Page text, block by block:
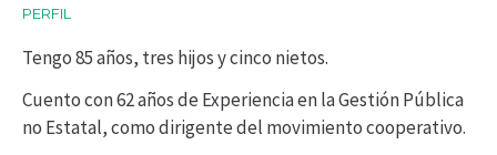
t
o
r
d
PERFIL
Tengo 85 años, tres hijos y cinco nietos.
Cuento con 62 años de Experiencia en la Gestión Pública
no Estatal, como dirigente del movimiento cooperativo.